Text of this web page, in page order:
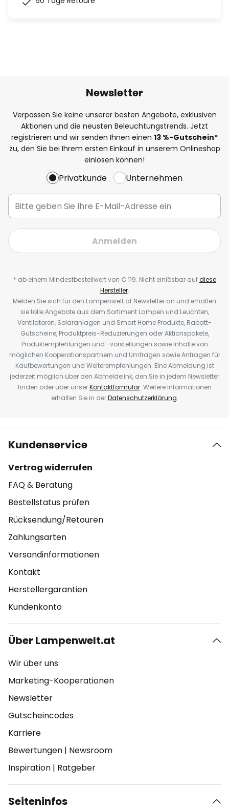
Newsletter
Verpassen Sie keine unserer besten Angebote, exklusiven
Aktionen und die neusten Beleuchtungstrends. Jetzt
registrieren und wir senden Ihnen einen 13 %-Gutschein*
zu, den Sie bei Ihrem ersten Einkauf in unserem Onlineshop
einlösen können!
Privatkunde Unternehmen
Anmelden
* ab einem Mindestbestellwert von € 119. Nicht einlösbar aufdiese
Hersteller.
Melden Sie sich für den Lampenwelt.at Newsletter an und erhalten
sie tolle Angebote aus dem Sortiment Lampen und Leuchten,
Ventilatoren, Solaranlagen und Smart Home Produkte, Rabatt-
Gutscheine, Produktpreis-Reduzierungen oder Aktionspakete,
Produktempfehlungen und -vorstellungen sowie Inhalte von
möglichen Kooperationspartnern und Umfragen sowie Anfragen für
Kaufbewertungen und Weiterempfehlungen. Eine Abmeldung ist
jederzeit möglich über den Abmeldelink, den Sie in jedem Newsletter
finden oder über unserKontaktformular. Weitere Informationen
erhalten Sie in derDatenschutzerklärung.
Kundenservice
Vertrag widerrufen
FAQ & Beratung
Bestellstatus prüfen
Rücksendung/Retouren
Zahlungsarten
Versandinformationen
Kontakt
Herstellergarantien
Kundenkonto
Über Lampenwelt.at
Wir über uns
Marketing-Kooperationen
Newsletter
Gutscheincodes
Karriere
Bewertungen | Newsroom
Inspiration | Ratgeber
Seiteninfos